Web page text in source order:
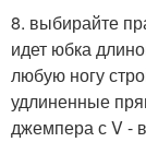
8. выбирайте
идет юбка
любую ногу
удлиненные
джемпера с V -